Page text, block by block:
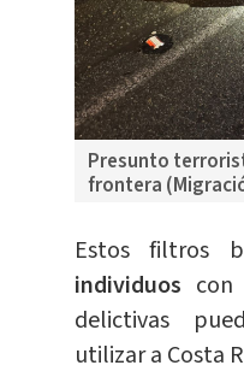
Presunto
frontera
Estos filtros
individuos
delictivas
utilizar a Costa